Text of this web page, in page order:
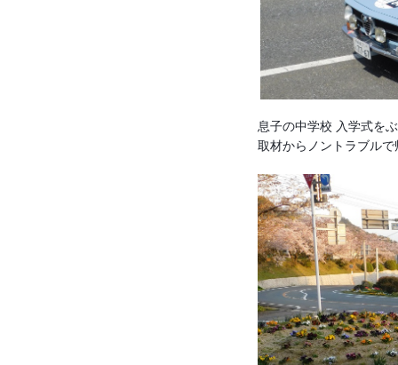
息子の中学校 入学式を
取材から ノントラブル